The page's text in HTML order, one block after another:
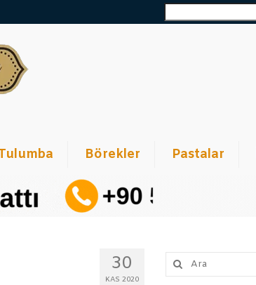
Ara:
Börekler Pastalar
30
KAS 2020
Şunu
ara: